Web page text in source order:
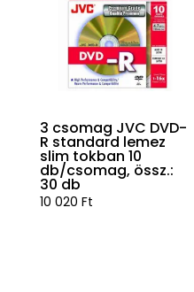
3 csomag JVC DVD-
R standard lemez
slim tokban 10
db/csomag, össz.:
30 db
10 020 Ft